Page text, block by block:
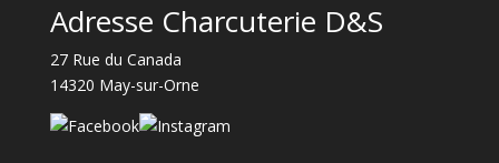
Adresse Charcuterie D&S
27 Rue du Canada
14320 May-sur-Orne